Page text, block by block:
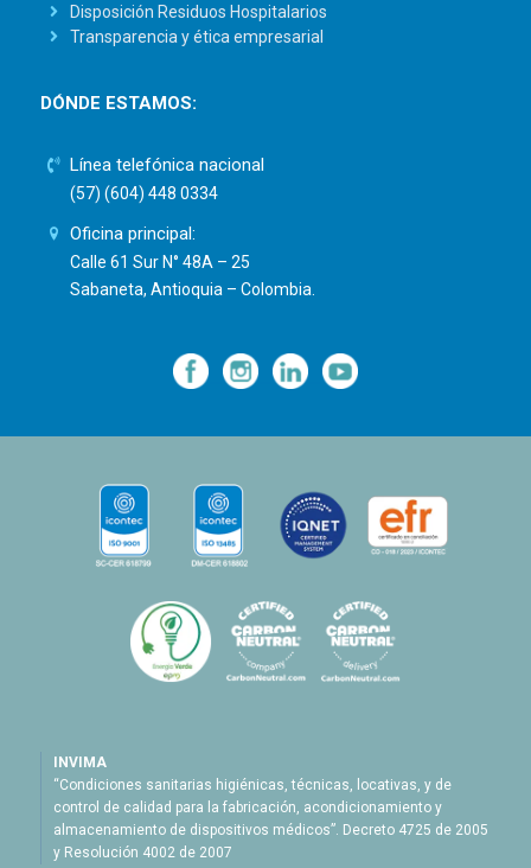
Disposición Residuos Hospitalarios
Transparencia y ética empresarial
DÓNDE ESTAMOS:
Línea telefónica nacional
(57) (604) 448 0334
Oficina principal:
Calle 61 Sur N° 48A – 25
Sabaneta, Antioquia – Colombia.
— — —
INVIMA
“Condiciones sanitarias higiénicas, técnicas, locativas, y de
control de calidad para la fabricación, acondicionamiento y
almacenamiento de dispositivos médicos”. Decreto 4725 de 2005
y Resolución 4002 de 2007